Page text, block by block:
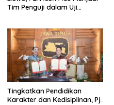
Tim Penguji dalam Uji
Siliragung
Tingkatkan Pendidikan
Karakter dan Kedisiplinan, Pj.